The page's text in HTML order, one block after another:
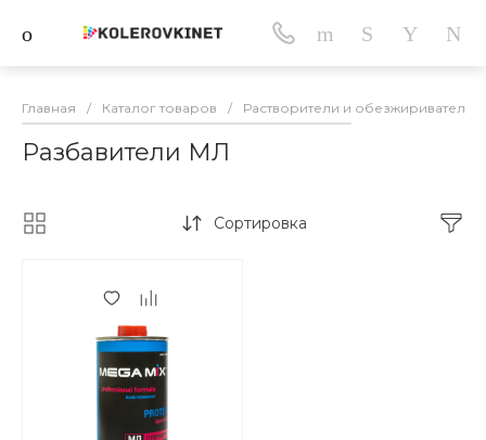
Главная / Каталог товаров / Растворители и обезжириватели
Разбавители МЛ
Сортировка